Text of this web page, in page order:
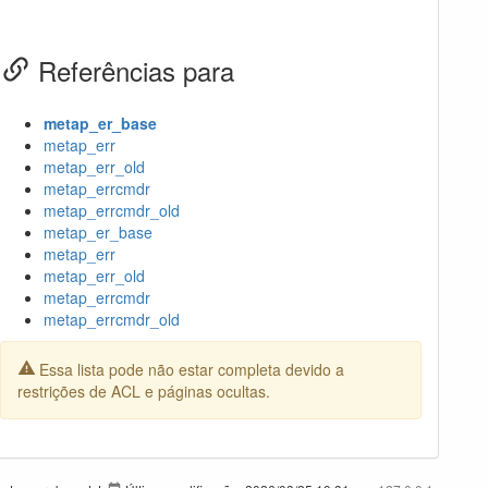
Referências para
metap_er_base
metap_err
metap_err_old
metap_errcmdr
metap_errcmdr_old
metap_er_base
metap_err
metap_err_old
metap_errcmdr
metap_errcmdr_old
Essa lista pode não estar completa devido a
restrições de ACL e páginas ocultas.